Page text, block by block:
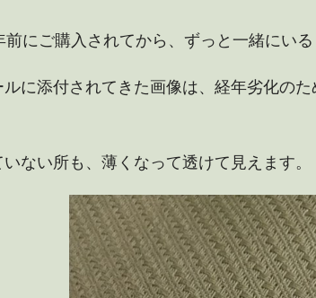
にご購入されてから、ずっと一緒にいる
に添付されてきた画像は、経年劣化の
ない所も、薄くなって透けて見えます。